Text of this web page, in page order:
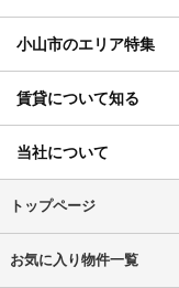
小山市のエリア特集
賃貸について知る
当社について
トップページ
お気に入り物件一覧